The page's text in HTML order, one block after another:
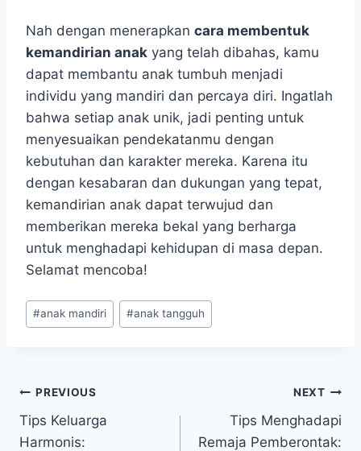
Nah dengan menerapkan cara membentuk
kemandirian anak yang telah dibahas, kamu
dapat membantu anak tumbuh menjadi
individu yang mandiri dan percaya diri. Ingatlah
bahwa setiap anak unik, jadi penting untuk
menyesuaikan pendekatanmu dengan
kebutuhan dan karakter mereka. Karena itu
dengan kesabaran dan dukungan yang tepat,
kemandirian anak dapat terwujud dan
memberikan mereka bekal yang berharga
untuk menghadapi kehidupan di masa depan.
Selamat mencoba!
Post
Tags:
#anak mandiri #anak tangguh
Navigasi
pos
PREVIOUS
Tips Keluarga
Harmonis:
NEXT
Tips Menghadapi
Remaja Pemberontak: